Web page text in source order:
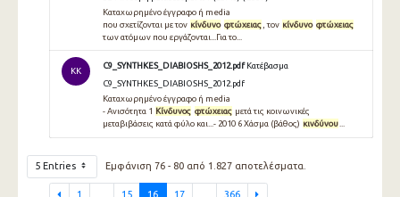
Καταχωρημένο έγγραφο ή media
που σχετίζονται με τον κίνδυνο φτώχειας , τον κίνδυνο φτώχειας
των ατόμων που εργάζονται...Για το...
KK
C9_SYNTHKES_DIABIOSHS_2012.pdf Κατέβασμα
C9_SYNTHKES_DIABIOSHS_2012.pdf
Καταχωρημένο έγγραφο ή media
- Ανισότητα 1 Κίνδυνος φτώχειας μετά τις κοινωνικές
μεταβιβάσεις κατά φύλο και...- 2010 6 Xάσμα (βάθος) κινδύνου...
5 Entries Εμφάνιση 76 - 80 από 1.827 αποτελέσματα.
1 15 16 17 366